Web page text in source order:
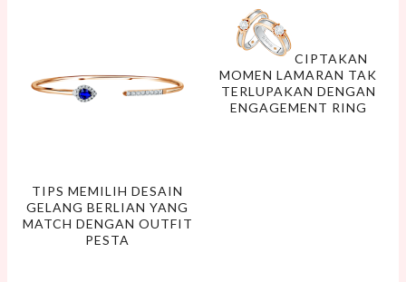
TIPS MEMILIH DESAIN
GELANG BERLIAN YANG
MATCH DENGAN OUTFIT
PESTA
CIPTAKAN
MOMEN LAMARAN TAK
TERLUPAKAN DENGAN
ENGAGEMENT RING